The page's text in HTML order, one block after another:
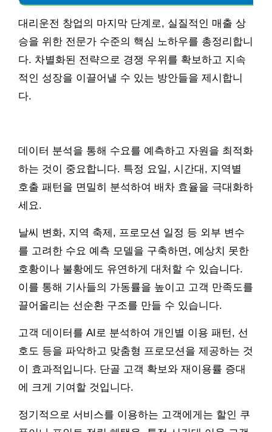
대리운전 창업의 마지막 단계로, 실질적인 매출 상
승을 위한 전문가 수준의 핵심 노하우를 총정리합니
다. 차별화된 전략으로 경쟁 우위를 확보하고 지속
적인 성장을 이끌어낼 수 있는 방안들을 제시합니
다.
데이터 분석을 통해 수요를 예측하고 자원을 최적화
하는 것이 중요합니다. 특정 요일, 시간대, 지역별
호출 패턴을 면밀히 분석하여 배차 효율을 극대화하
세요.
날씨 변화, 지역 축제, 프로모션 일정 등 외부 변수
를 고려한 수요 예측 모델을 구축하면, 예상치 못한
호황이나 불황에도 유연하게 대처할 수 있습니다.
이를 통해 기사들의 가동률을 높이고 고객 만족도를
끌어올리는 선순환 구조를 만들 수 있습니다.
고객 데이터를 AI로 분석하여 개인별 이용 패턴, 선
호도 등을 파악하고 맞춤형 프로모션을 제공하는 것
이 효과적입니다. 단골 고객 확보와 재이용률 증대
에 크게 기여할 것입니다.
정기적으로 서비스를 이용하는 고객에게는 할인 쿠